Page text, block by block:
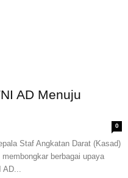
AD Menuju
0
Staf Angkatan Darat (Kasad)
berbagai upaya
AD...